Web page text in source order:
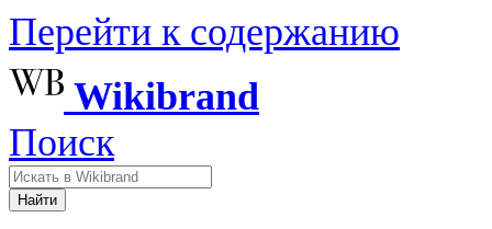
Перейти к содержанию
Wikibrand
Поиск
Найти